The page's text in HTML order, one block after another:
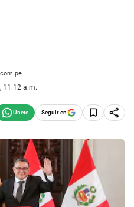
11:12 a.m.
Seguir en